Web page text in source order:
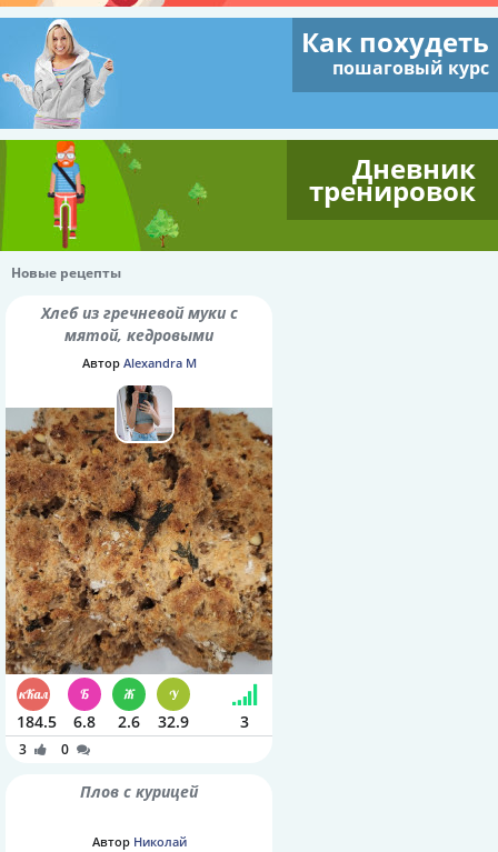
Как похудеть
пошаговый курс
Дневник
тренировок
Новые рецепты
Хлеб из гречневой муки с
мятой, кедровыми
орешками и семенами
Автор Alexandra M
184.5 6.8 2.6 32.9 3
3 0
Плов с курицей
Автор Николай